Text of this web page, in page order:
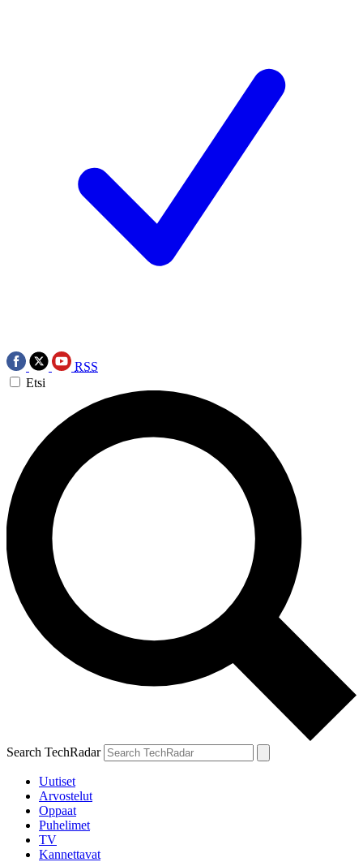
RSS
Etsi
Search TechRadar
Uutiset
Arvostelut
Oppaat
Puhelimet
TV
Kannettavat